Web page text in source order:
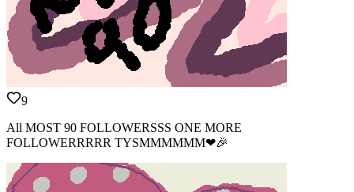
9
All MOST 90 FOLLOWERSSS ONE MORE
FOLLOWERRRRR TYSMMMMMM❤🎉